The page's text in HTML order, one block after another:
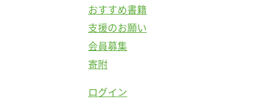
おすすめ書籍
支援のお願い
会員募集
寄附
ログイン